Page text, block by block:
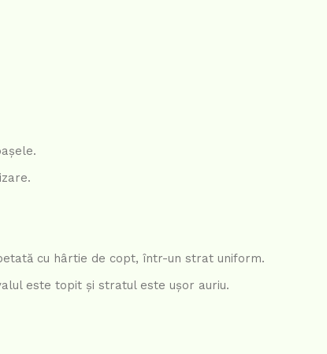
cu hârtie de copt, într-un strat uniform.
este topit și stratul este ușor auriu.